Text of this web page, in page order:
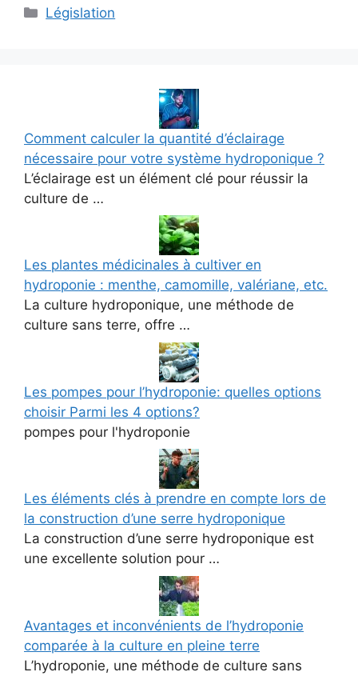
Catégories
Législation
Comment calculer la quantité d’éclairage
nécessaire pour votre système hydroponique ?
L’éclairage est un élément clé pour réussir la
culture de …
Les plantes médicinales à cultiver en
hydroponie : menthe, camomille, valériane, etc.
La culture hydroponique, une méthode de
culture sans terre, offre …
Les pompes pour l’hydroponie: quelles options
choisir Parmi les 4 options?
pompes pour l'hydroponie
Les éléments clés à prendre en compte lors de
la construction d’une serre hydroponique
La construction d’une serre hydroponique est
une excellente solution pour …
Avantages et inconvénients de l’hydroponie
comparée à la culture en pleine terre
L’hydroponie, une méthode de culture sans